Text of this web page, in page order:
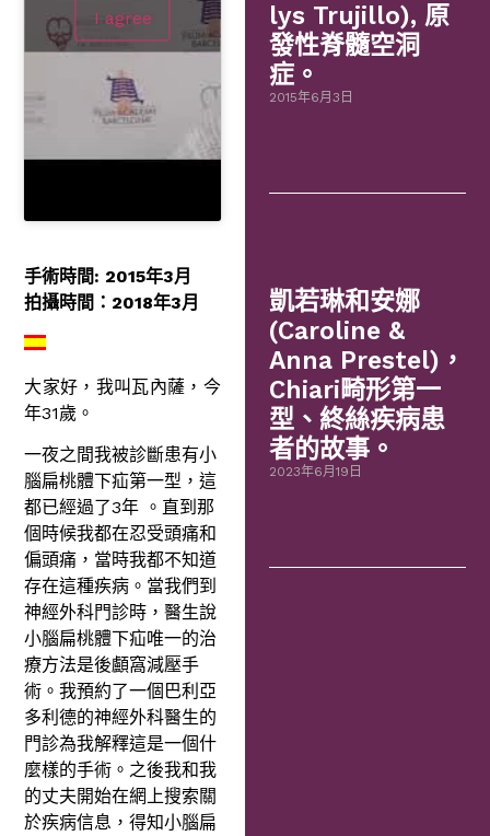
I agree
手術時間: 2015年3月
拍攝時間：2018年3月
大家好，我叫瓦內薩，今
年31歲。
一夜之間我被診斷患有小
腦扁桃體下疝第一型，這
都已經過了3年 。直到那
個時候我都在忍受頭痛和
偏頭痛，當時我都不知道
存在這種疾病。當我們到
神經外科門診時，醫生說
小腦扁桃體下疝唯一的治
療方法是後顱窩減壓手
術。我預約了一個巴利亞
多利德的神經外科醫生的
門診為我解釋這是一個什
麼樣的手術。之後我和我
的丈夫開始在網上搜索關
於疾病信息，得知小腦扁
lys Trujillo), 原
發性脊髓空洞
症。
2015年6月3日
凱若琳和安娜
(Caroline &
Anna Prestel)，
Chiari畸形第一
型、終絲疾病患
者的故事。
2023年6月19日